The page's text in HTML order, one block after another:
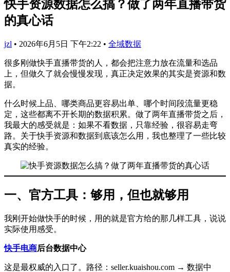
快手资源数据怎么搞？做了两年直播带货
的真心话
jzl • 2026年6月5日 下午2:22 • 全域数据
很多刚做快手直播带货的人，都会把注意力放在流量和选品
上，但做久了就会慢慢发现，真正决定效果的其实是资源和数
据。
什么时候上品、哪类商品更容易出单、哪个时间段流量更稳
定，这些都离不开长期的数据积累。做了两年直播带货之后，
我最大的感受就是：如果不看数据，只靠经验，很容易走弯
路。关于快手资源和数据到底该怎么用，我也整理了一些比较
真实的经验。
一、官方工具：够用，但也就够用
我刚开始做快手的时候，用的就是官方给的那几样工具，说说
实际使用感受。
快手电商后台数据中心
这是最权威的入口了。路径：seller.kuaishou.com → 数据中